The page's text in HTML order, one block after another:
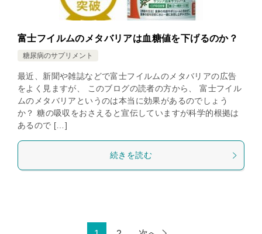
富士フイルムのメタバリアは血糖値を下げるのか？
糖尿病のサプリメント
最近、新聞や雑誌などで富士フイルムのメタバリアの広告
をよく見ますが、 このブログの読者の方から、 富士フイル
ムのメタバリアというのは本当に効果があるのでしょう
か？ 糖の吸収をおさえると宣伝していますが科学的根拠は
あるので […]
続きを読む